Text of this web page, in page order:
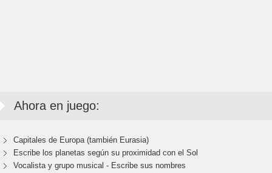
Ahora en juego:
Capitales de Europa (también Eurasia)
Escribe los planetas según su proximidad con el Sol
Vocalista y grupo musical - Escribe sus nombres